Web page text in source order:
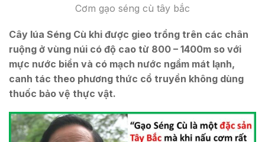
Cơm gạo séng cù tây bắc
Cây lúa Séng Cù khi được gieo trồng trên các chân
ruộng ở vùng núi có độ cao từ 800 – 1400m so với
mực nước biển và có mạch nước ngầm mát lạnh,
canh tác theo phương thức cổ truyền không dùng
thuốc bảo vệ thực vật.